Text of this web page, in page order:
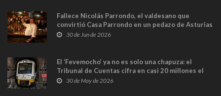
Fallece Nicolás Parrondo, el valdesano que
convirtió Casa Parrondo en un pedazo de Asturias
en Madrid
30 de Jun de 2026
El ‘Fevemocho’ ya no es solo una chapuza: el
Tribunal de Cuentas cifra en casi 20 millones el
sobrecoste de los trenes que no cabían por los
30 de May de 2026